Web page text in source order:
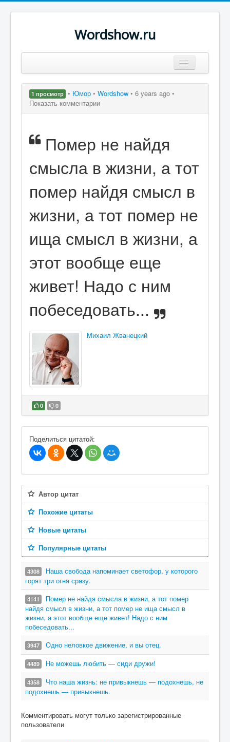
Wordshow.ru
Популярные цитаты
Поиск
1 просмотр • Юмор • Wordshow • 6 years ago •
Показать комментарии
Помер не найдя
смысла в жизни, а тот
помер найдя смысл в
жизни, а тот помер не
ища смысл в жизни, а
этот вообще еще
живет! Надо с ним
побеседовать...
Михаил Жванецкий
0 0
В избранное
Поделиться цитатой:
Автор цитат
Похожие цитаты
Новые цитаты
Популярные цитаты
4308
Наша свобода напоминает светофор, у которого
горят три огня сразу.
4141
Помер не найдя смысла в жизни, а тот помер
найдя смысл в жизни, а тот помер не ища смысл в
жизни, а этот вообще еще живет! Надо с ним
побеседовать...
3947 Одно неловкое движение, и вы отец.
4489 Не можешь любить — сиди дружи!
4358
Что наша жизнь: не привыкнешь — подохнешь, не
подохнешь — привыкнешь.
Комментировать могут только зарегистрированные
пользователи